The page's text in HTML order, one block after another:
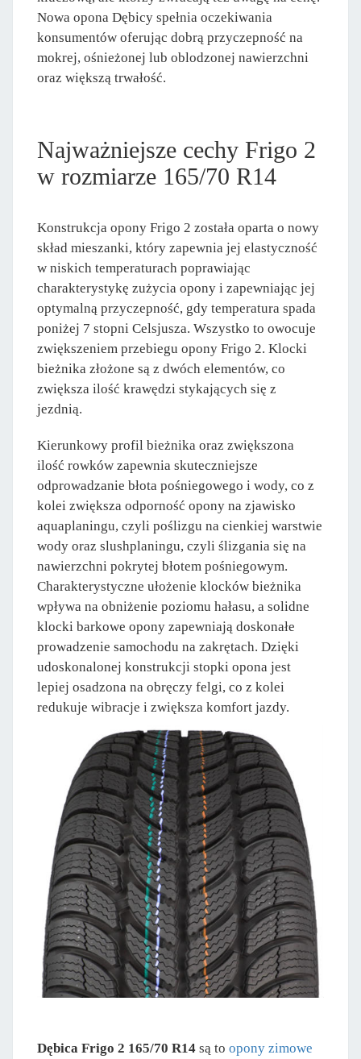
Nowa opona Dębicy spełnia oczekiwania
konsumentów oferując dobrą przyczepność na
mokrej, ośnieżonej lub oblodzonej nawierzchni
oraz większą trwałość.
Najważniejsze cechy Frigo 2
w rozmiarze 165/70 R14
Konstrukcja opony Frigo 2 została oparta o nowy
skład mieszanki, który zapewnia jej elastyczność
w niskich temperaturach poprawiając
charakterystykę zużycia opony i zapewniając jej
optymalną przyczepność, gdy temperatura spada
poniżej 7 stopni Celsjusza. Wszystko to owocuje
zwiększeniem przebiegu opony Frigo 2. Klocki
bieżnika złożone są z dwóch elementów, co
zwiększa ilość krawędzi stykających się z
jezdnią.
Kierunkowy profil bieżnika oraz zwiększona
ilość rowków zapewnia skuteczniejsze
odprowadzanie błota pośniegowego i wody, co z
kolei zwiększa odporność opony na zjawisko
aquaplaningu, czyli poślizgu na cienkiej warstwie
wody oraz slushplaningu, czyli ślizgania się na
nawierzchni pokrytej błotem pośniegowym.
Charakterystyczne ułożenie klocków bieżnika
wpływa na obniżenie poziomu hałasu, a solidne
klocki barkowe opony zapewniają doskonałe
prowadzenie samochodu na zakrętach. Dzięki
udoskonalonej konstrukcji stopki opona jest
lepiej osadzona na obręczy felgi, co z kolei
redukuje wibracje i zwiększa komfort jazdy.
Dębica Frigo 2 165/70 R14 są to opony zimowe